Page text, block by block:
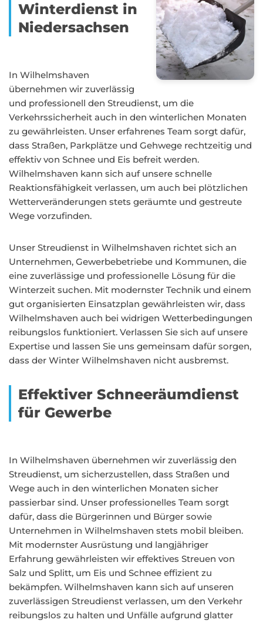
Winterdienst in
Niedersachsen
In Wilhelmshaven
übernehmen wir zuverlässig
und professionell den Streudienst, um die
Verkehrssicherheit auch in den winterlichen Monaten
zu gewährleisten. Unser erfahrenes Team sorgt dafür,
dass Straßen, Parkplätze und Gehwege rechtzeitig und
effektiv von Schnee und Eis befreit werden.
Wilhelmshaven kann sich auf unsere schnelle
Reaktionsfähigkeit verlassen, um auch bei plötzlichen
Wetterveränderungen stets geräumte und gestreute
Wege vorzufinden.
Unser Streudienst in Wilhelmshaven richtet sich an
Unternehmen, Gewerbebetriebe und Kommunen, die
eine zuverlässige und professionelle Lösung für die
Winterzeit suchen. Mit modernster Technik und einem
gut organisierten Einsatzplan gewährleisten wir, dass
Wilhelmshaven auch bei widrigen Wetterbedingungen
reibungslos funktioniert. Verlassen Sie sich auf unsere
Expertise und lassen Sie uns gemeinsam dafür sorgen,
dass der Winter Wilhelmshaven nicht ausbremst.
Effektiver Schneeräumdienst
für Gewerbe
In Wilhelmshaven übernehmen wir zuverlässig den
Streudienst, um sicherzustellen, dass Straßen und
Wege auch in den winterlichen Monaten sicher
passierbar sind. Unser professionelles Team sorgt
dafür, dass die Bürgerinnen und Bürger sowie
Unternehmen in Wilhelmshaven stets mobil bleiben.
Mit modernster Ausrüstung und langjähriger
Erfahrung gewährleisten wir effektives Streuen von
Salz und Splitt, um Eis und Schnee effizient zu
bekämpfen. Wilhelmshaven kann sich auf unseren
zuverlässigen Streudienst verlassen, um den Verkehr
reibungslos zu halten und Unfälle aufgrund glatter